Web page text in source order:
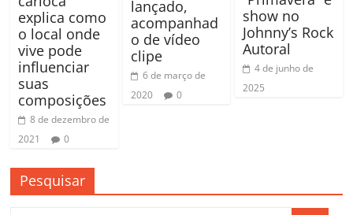
explica como
o local onde
vive pode
influenciar
suas
composições
8 de dezembro de
2021
0
lançado,
acompanhad
o de vídeo
clipe
6 de março de
2020
0
show no
Johnny’s Rock
Autoral
4 de junho de
2025
Pesquisar